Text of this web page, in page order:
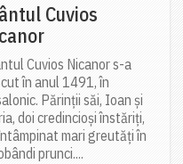
Cuvios
Cuvios Nicanor s-a
în anul 1491, în
Părinții săi, Ioan și
doi credincioși înstăriți,
mari greutăți în
prunci....